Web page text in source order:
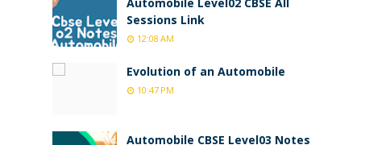
Sessions Link
12:08 AM
Evolution of an Automobile
10:47 PM
Automobile CBSE Level03 Notes